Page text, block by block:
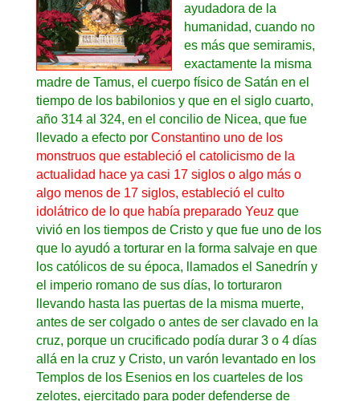
ayudadora de la
humanidad, cuando no
es más que semiramis,
exactamente la misma
madre de Tamus, el cuerpo físico de Satán en el
tiempo de los babilonios y que en el siglo cuarto,
año 314 al 324, en el concilio de Nicea, que fue
llevado a efecto por Constantino uno de los
monstruos que estableció el catolicismo de la
actualidad hace ya casi 17 siglos o algo más o
algo menos de 17 siglos, estableció el culto
idolátrico de lo que había preparado Yeuz que
vivió en los tiempos de Cristo y que fue uno de los
que lo ayudó a torturar en la forma salvaje en que
los católicos de su época, llamados el Sanedrín y
el imperio romano de sus días, lo torturaron
llevando hasta las puertas de la misma muerte,
antes de ser colgado o antes de ser clavado en la
cruz, porque un crucificado podía durar 3 o 4 días
allá en la cruz y Cristo, un varón levantado en los
Templos de los Esenios en los cuarteles de los
zelotes, ejercitado para poder defenderse de